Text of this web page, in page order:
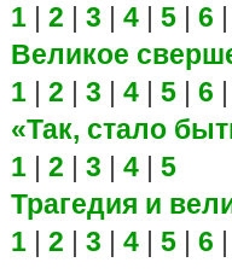
1 | 2 | 3 | 4 | 5 | 6
Великое
1 | 2 | 3 | 4 | 5 | 6
«Так, стало
1 | 2 | 3 | 4 | 5
Трагедия и
1 | 2 | 3 | 4 | 5 | 6